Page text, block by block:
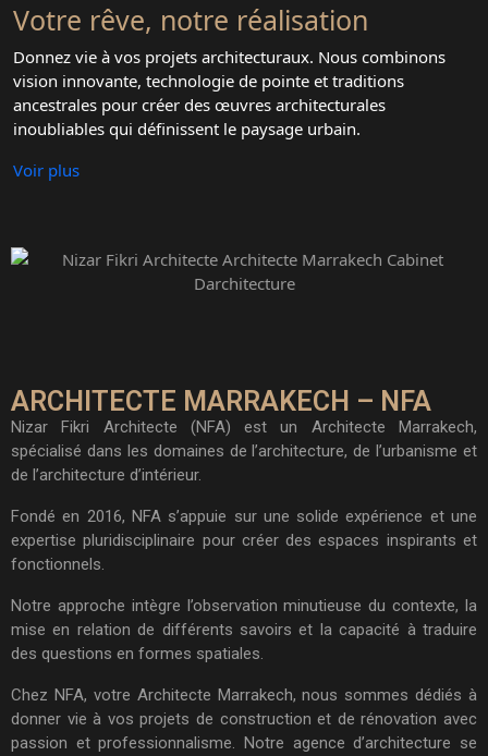
Votre rêve, notre réalisation
Donnez vie à vos projets architecturaux. Nous combinons
vision innovante, technologie de pointe et traditions
ancestrales pour créer des œuvres architecturales
inoubliables qui définissent le paysage urbain.
Voir plus
ARCHITECTE MARRAKECH – NFA
Nizar Fikri Architecte (NFA) est un Architecte Marrakech,
spécialisé dans les domaines de l’architecture, de l’urbanisme et
de l’architecture d’intérieur.
Fondé en 2016, NFA s’appuie sur une solide expérience et une
expertise pluridisciplinaire pour créer des espaces inspirants et
fonctionnels.
Notre approche intègre l’observation minutieuse du contexte, la
mise en relation de différents savoirs et la capacité à traduire
des questions en formes spatiales.
Chez NFA, votre Architecte Marrakech, nous sommes dédiés à
donner vie à vos projets de construction et de rénovation avec
passion et professionnalisme. Notre agence d’architecture se